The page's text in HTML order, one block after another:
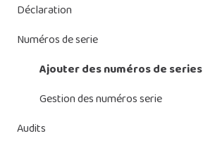
Déclaration
Que dois-je déclarer ?
Introduire une déclaration
Gestion des déclaration
Gestion des piles et batteries
Numéros de serie
Ajouter des numéros de series
Gestion des numéros serie
Audits